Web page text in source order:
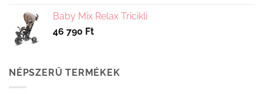
Baby Mix Relax Tricikli
46 790 Ft
NÉPSZERŰ TERMÉKEK